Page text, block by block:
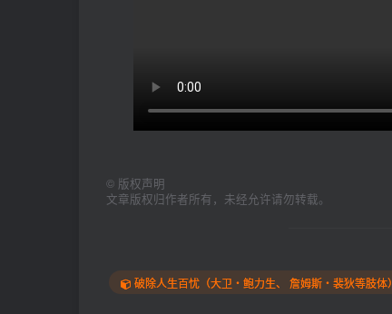
© 版权声明
文章版权归作者所有，未经允许请勿转载。
破除人生百忧（大卫‧鲍力生、 詹姆斯‧裴狄等肢体）